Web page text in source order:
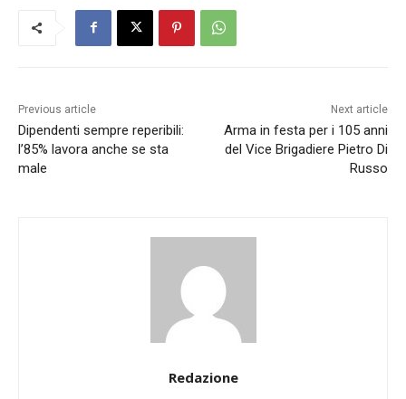
Previous article
Dipendenti sempre reperibili:
l’85% lavora anche se sta
male
Next article
Arma in festa per i 105 anni
del Vice Brigadiere Pietro Di
Russo
Redazione